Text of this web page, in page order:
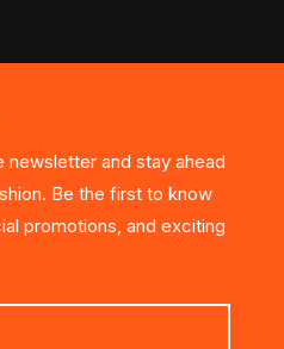
newsletter and stay ahead
Be the first to know
promotions, and exciting